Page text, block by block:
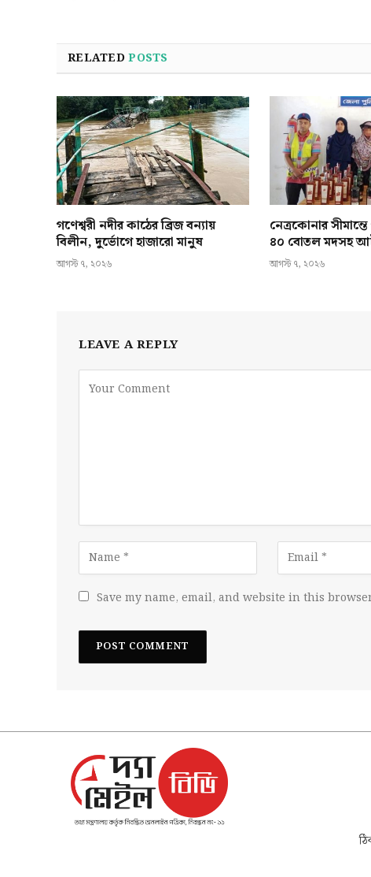
RELATEDPOSTS
গণেশ্বরী নদীর কাঠের ব্রিজ বন্যায়
বিলীন, দুর্ভোগে হাজারো মানুষ
আগস্ট ৭, ২০২৬
নেত্রকোনার
৪০ বোতল মদসহ
আগস্ট ৭, ২০২৬
LEAVE A REPLY
Save my name, email, and website in this